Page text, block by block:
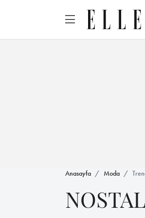
Anasayfa Moda